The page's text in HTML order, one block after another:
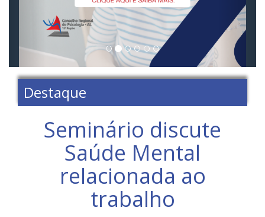
Destaque
Seminário discute
Saúde Mental
relacionada ao
trabalho